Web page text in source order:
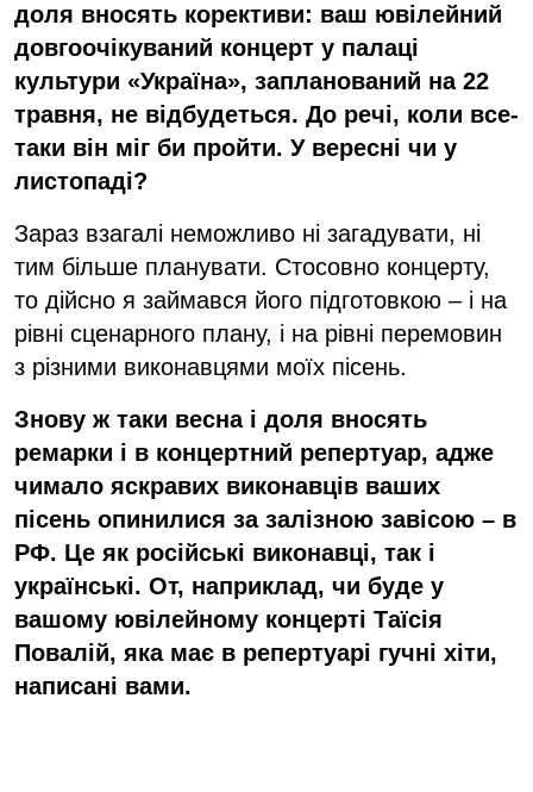
доля вносять корективи: ваш ювілейний
довгоочікуваний концерт у палаці
культури «Україна», запланований на 22
травня, не відбудеться. До речі, коли все-
таки він міг би пройти. У вересні чи у
листопаді?
Зараз взагалі неможливо ні загадувати, ні
тим більше планувати. Стосовно концерту,
то дійсно я займався його підготовкою – і на
рівні сценарного плану, і на рівні перемовин
з різними виконавцями моїх пісень.
Знову ж таки весна і доля вносять
ремарки і в концертний репертуар, адже
чимало яскравих виконавців ваших
пісень опинилися за залізною завісою – в
РФ. Це як російські виконавці, так і
українські. От, наприклад, чи буде у
вашому ювілейному концерті Таїсія
Повалій, яка має в репертуарі гучні хіти,
написані вами.